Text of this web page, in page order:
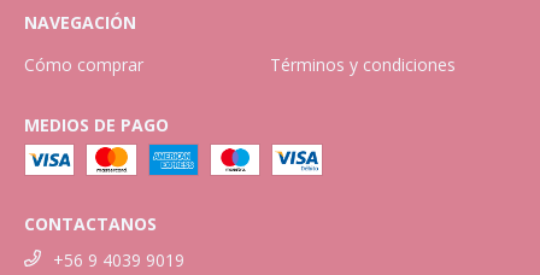
NAVEGACIÓN
Cómo comprar
Términos y condiciones
MEDIOS DE PAGO
CONTACTANOS
+56 9 4039 9019